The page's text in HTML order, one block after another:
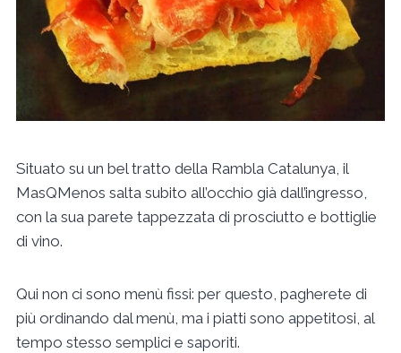
Situato su un bel tratto della Rambla Catalunya, il
MasQMenos salta subito all’occhio già dall’ingresso,
con la sua parete tappezzata di prosciutto e bottiglie
di vino.
Qui non ci sono menù fissi: per questo, pagherete di
più ordinando dal menù, ma i piatti sono appetitosi, al
tempo stesso semplici e saporiti.